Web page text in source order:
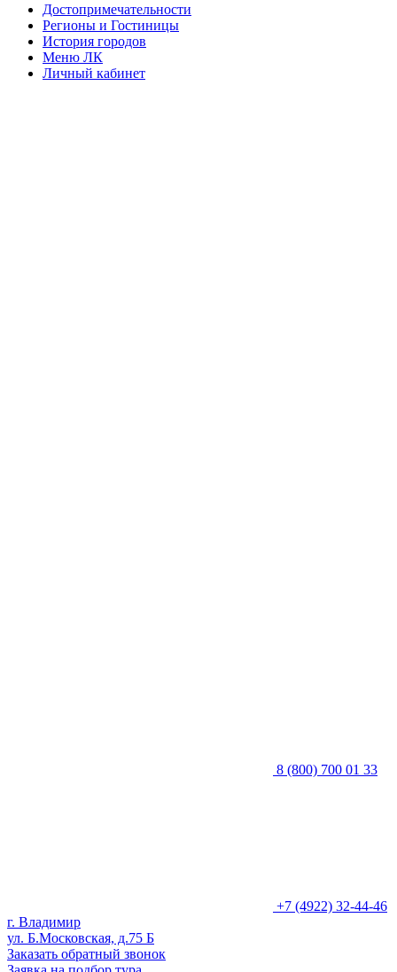
Достопримечательности
Регионы и Гостиницы
История городов
Меню ЛК
Личный кабинет
8 (800) 700 01 33
+7 (4922) 32-44-46
г. Владимир
ул. Б.Московская, д.75 Б
Заказать обратный звонок